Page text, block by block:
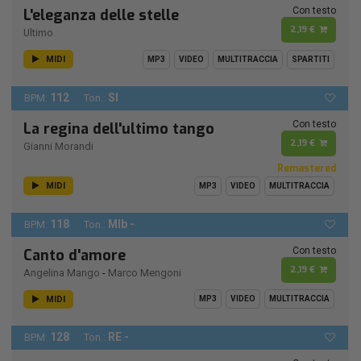
L'eleganza delle stelle
Ultimo
Con testo
2,19 €
MIDI MP3 VIDEO MULTITRACCIA SPARTITI
BPM: 112 Ton.: SI
La regina dell'ultimo tango
Gianni Morandi
Con testo
2,19 €
Remastered
MIDI MP3 VIDEO MULTITRACCIA
BPM: 118 Ton.: MIb -
Canto d'amore
Angelina Mango - Marco Mengoni
Con testo
2,19 €
MIDI MP3 VIDEO MULTITRACCIA
BPM: 128 Ton.: RE -